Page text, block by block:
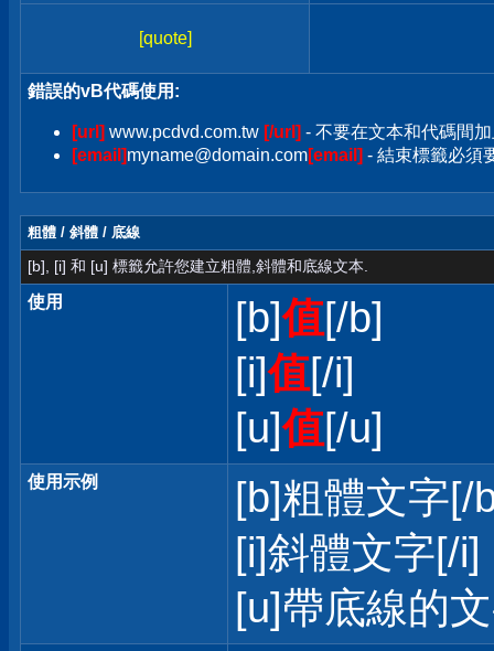
[quote]
錯誤的vB代碼使用:
[url] www.pcdvd.com.tw [/url] - 不要在文本和代碼間
[email]myname@domain.com[email] - 結束標籤必須
粗體 / 斜體 / 底線
[b], [i] 和 [u] 標籤允許您建立粗體,斜體和底線文本.
使用 [b]值[/b]
[i]值[/i]
[u]值[/u]
使用示例
[b]粗體文字[/
[i]斜體文字[/i]
[u]帶底線的